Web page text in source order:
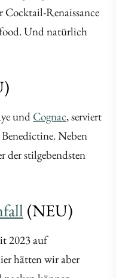
Renaissance
Und natürlich
undCognac, serviert
Neben
der stilgebendsten
(NEU)
2023 auf
hätten wir aber